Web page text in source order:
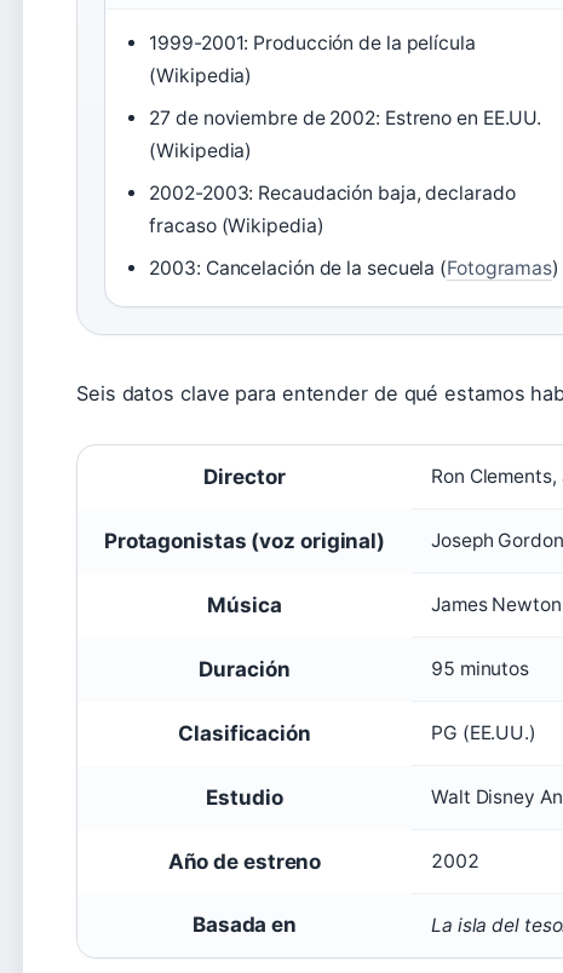
1999-2001: Producción de la película
(Wikipedia)
27 de noviembre de 2002: Estreno en EE.UU.
(Wikipedia)
2002-2003: Recaudación baja, declarado
fracaso (Wikipedia)
2003: Cancelación de la secuela (Fotogramas)
Seis datos clave para entender de qué estamos
Director Ron
Protagonistas (voz original) Joseph
Música James
Duración 95 minutos
Clasificación PG (EE.UU.)
Estudio Walt Disney
Año de estreno 2002
Basada en La isla del